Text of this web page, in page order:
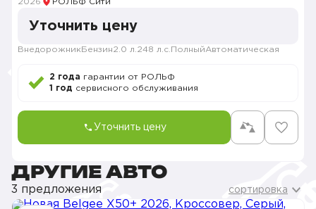
2026 РОЛЬФ Сити
Уточнить цену
Внедорожник Бензин2.0 л. 248 л.с. ПолныйАвтоматическая
2 года гарантии от РОЛЬФ
1 год сервисного обслуживания
Уточнить цену
ДРУГИЕ АВТО
3 предложения сортировка